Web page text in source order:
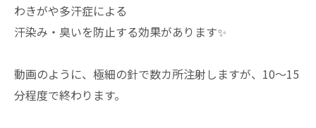
わきがや多汗症による
汗染み・臭いを防止する効果があります✨
動画のように、極細の針で数カ所注射しますが、10〜15
分程度で終わります。